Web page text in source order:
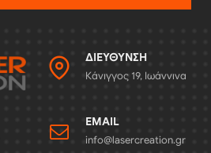
ΔΙΕΎΘΥΝΣΗ
Κάνιγγος 19, Ιωάννινα
EMAIL
info@lasercreation.gr